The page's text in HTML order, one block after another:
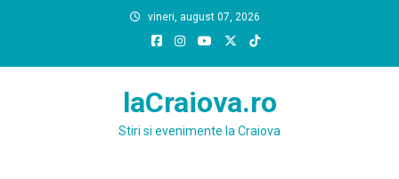
vineri, august 07, 2026
laCraiova.ro
Stiri si evenimente la Craiova